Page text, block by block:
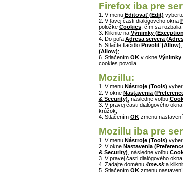
Firefox iba pre
1. V menu Editovať (Edit)
2. V ľavej časti dialógového okna
položke Cookies, čím sa rozbalia
3. Kliknite na Výnimky
4. Do poľa Adresa servera
5. Stlačte tlačidlo Povoliť (Allow)
(Allow);
6. Stlačením OKv okne Výnimky
cookies povolia.
Mozillu:
1. V menu Nástroje (Tools)
2. V okne Nastavenia
& Security) , následne voľbu
3. V pravej časti dialógového
krúžok;
4. Stlačením OKzmenu
Mozillu iba pre
1. V menu Nástroje (Tools)
2. V okne Nastavenia
& Security) , následne voľbu
3. V pravej časti dialógového
4. Zadajte doménu 4me.ska
5. Stlačením OKzmenu